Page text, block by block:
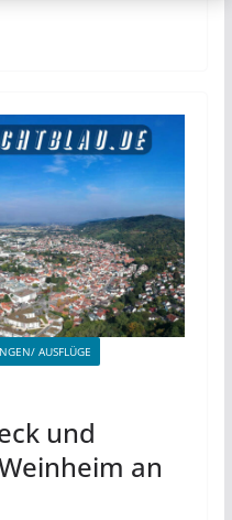
AUSFLÜGE
und
an